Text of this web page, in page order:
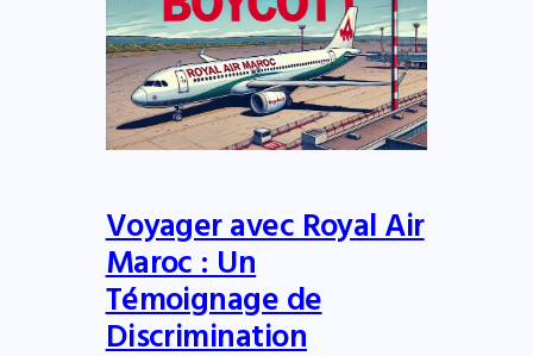
Voyager avec Royal Air
Maroc : Un
Témoignage de
Discrimination